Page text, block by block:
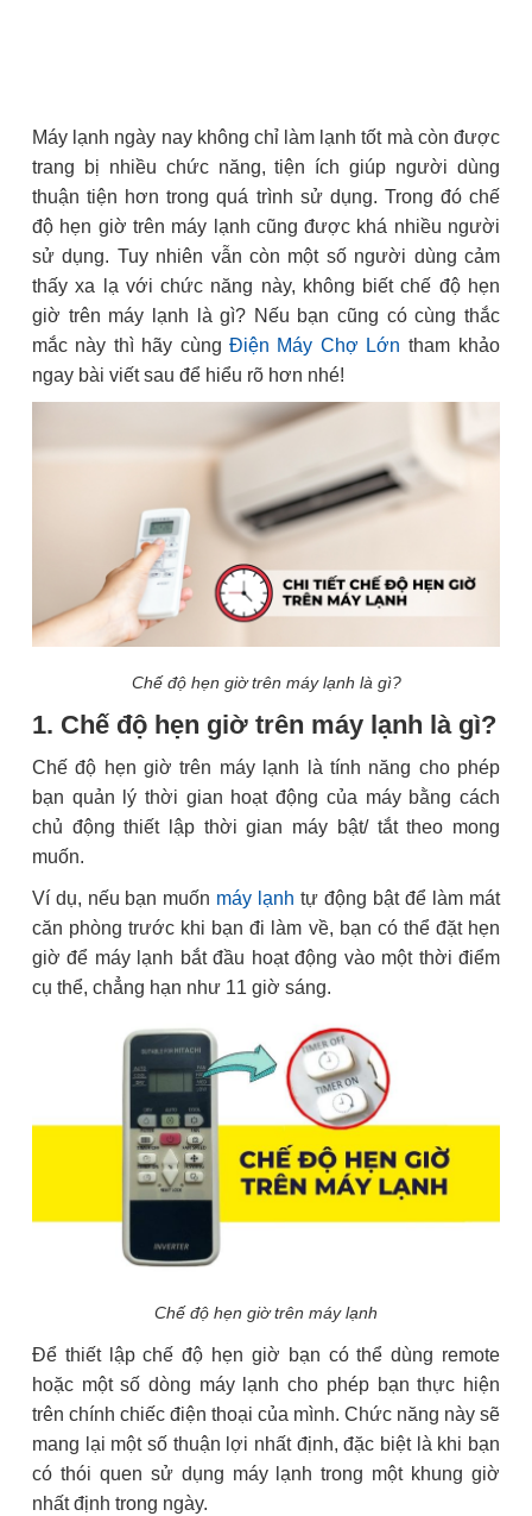
Máy lạnh ngày nay không chỉ làm lạnh tốt mà còn được
trang bị nhiều chức năng, tiện ích giúp người dùng
thuận tiện hơn trong quá trình sử dụng. Trong đó chế
độ hẹn giờ trên máy lạnh cũng được khá nhiều người
sử dụng. Tuy nhiên vẫn còn một số người dùng cảm
thấy xa lạ với chức năng này, không biết chế độ hẹn
giờ trên máy lạnh là gì? Nếu bạn cũng có cùng thắc
mắc này thì hãy cùng Điện Máy Chợ Lớn tham khảo
ngay bài viết sau để hiểu rõ hơn nhé!
Chế độ hẹn giờ trên máy lạnh là gì?
1. Chế độ hẹn giờ trên máy lạnh là gì?
Chế độ hẹn giờ trên máy lạnh là tính năng cho phép
bạn quản lý thời gian hoạt động của máy bằng cách
chủ động thiết lập thời gian máy bật/ tắt theo mong
muốn.
Ví dụ, nếu bạn muốn máy lạnh tự động bật để làm mát
căn phòng trước khi bạn đi làm về, bạn có thể đặt hẹn
giờ để máy lạnh bắt đầu hoạt động vào một thời điểm
cụ thể, chẳng hạn như 11 giờ sáng.
Chế độ hẹn giờ trên máy lạnh
Để thiết lập chế độ hẹn giờ bạn có thể dùng remote
hoặc một số dòng máy lạnh cho phép bạn thực hiện
trên chính chiếc điện thoại của mình. Chức năng này sẽ
mang lại một số thuận lợi nhất định, đặc biệt là khi bạn
có thói quen sử dụng máy lạnh trong một khung giờ
nhất định trong ngày.